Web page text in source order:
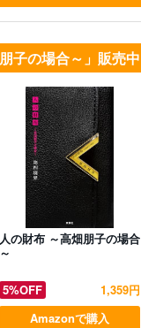
子の場合～」販売中
人の財布 ～高畑朋子の場合
～
5%OFF
1,359円
Amazonで購入